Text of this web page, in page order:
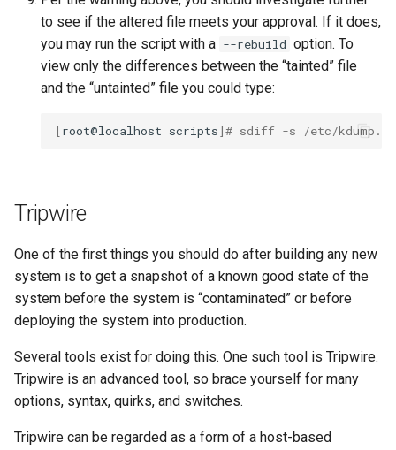
to see if the altered file meets your approval. If it does,
you may run the script with a --rebuild option. To
view only the differences between the “tainted” file
and the “untainted” file you could type:
[root@localhost scripts]# sdiff -s /etc/
Tripwire
One of the first things you should do after building any new
system is to get a snapshot of a known good state of the
system before the system is “contaminated” or before
deploying the system into production.
Several tools exist for doing this. One such tool is Tripwire.
Tripwire is an advanced tool, so brace yourself for many
options, syntax, quirks, and switches.
Tripwire can be regarded as a form of a host-based